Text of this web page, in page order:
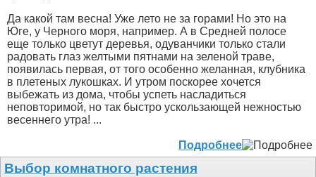
Да какой там весна! Уже лето не за горами! Но это на
Юге, у Черного моря, например. А в Средней полосе
еще только цветут деревья, одуванчики только стали
радовать глаз желтыми пятнами на зеленой траве,
появилась первая, от того особенно желанная, клубника
в плетеных лукошках. И утром поскорее хочется
выбежать из дома, чтобы успеть насладиться
неповторимой, но так быстро ускользающей нежностью
весеннего утра! ...
Подробнее
Выбор комнатного растения